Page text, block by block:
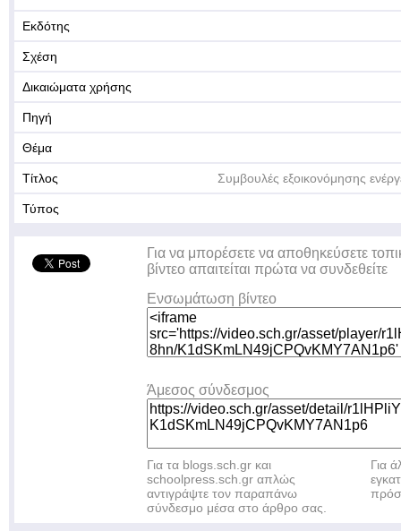
Εκδότης
Σχέση
Δικαιώματα χρήσης
Πηγή
Θέμα
Τίτλος Συμβουλές εξοικονόμησης
Τύπος
Για να μπορέσετε να αποθηκεύσετε
βίντεο απαιτείται πρώτα να συνδεθείτε
Ενσωμάτωση βίντεο
Άμεσος σύνδεσμος
Για τα blogs.sch.gr και
schoolpress.sch.gr απλώς
αντιγράψτε τον παραπάνω
σύνδεσμο μέσα στο άρθρο σας.
Για